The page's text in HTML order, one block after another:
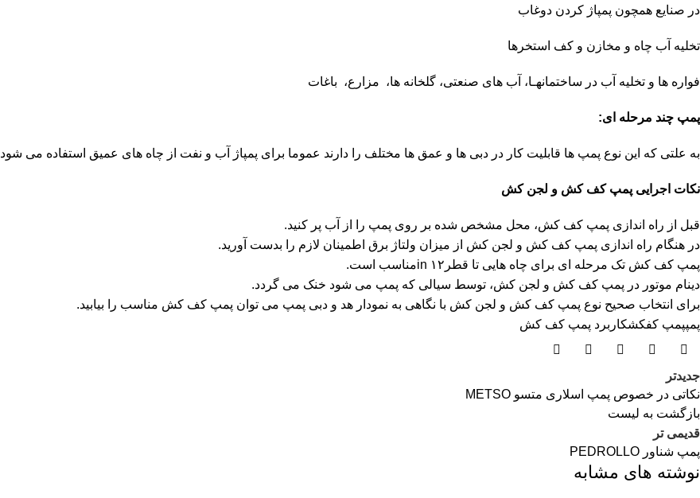
در صنایع همچون پمپاژ کردن دوغاب
تخلیه آب چاه و مخازن و کف استخرها
فواره ها و تخلیه آب در ساختمانهـا، آب های صنعتی، گلخانه ها، مزارع، باغات
پمپ چند مرحله ای:
به علتی که این نوع پمپ ها قابلیت کار در دبی ها و عمق ها مختلف را دارند عموما برای پمپاژ آب و نفت از چاه های عمیق استفاده می شود
نکات اجرایی پمپ کف کش و لجن کش
قبل از راه اندازی پمپ کف کش، محل مشخص شده بر روی پمپ را از آب پر کنید.
در هنگام راه اندازی پمپ کف کش و لجن کش از میزان ولتاژ برق اطمینان لازم را بدست آورید.
پمپ کف کش تک مرحله ای برای چاه هایی تا قطر۱۲ inمناسب است.
دینام موتور در پمپ کف کش و لجن کش، توسط سیالی که پمپ می شود خنک می گردد.
برای انتخاب صحیح نوع پمپ کف کش و لجن کش با نگاهی به نمودار هد و دبی پمپ می توان پمپ کف کش مناسب را بیابید.
پمپپمپ کفکشکاربرد پمپ کف کش
جدیدتر
نکاتی در خصوص پمپ اسلاری متسو METSO
بازگشت به لیست
قدیمی تر
پمپ شناور PEDROLLO
نوشته های مشابه